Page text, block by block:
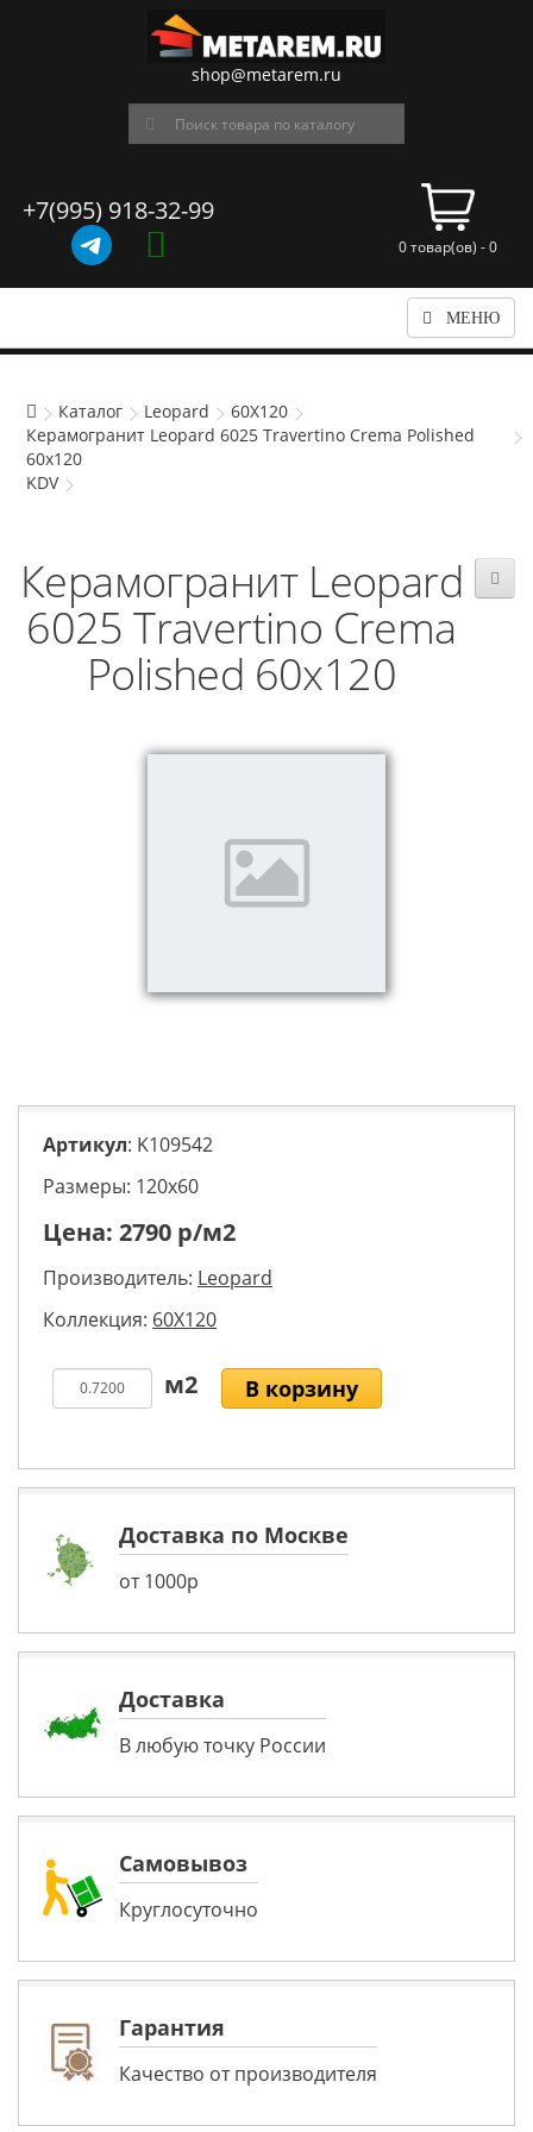
shop@metarem.ru
+7(995) 918-32-99
0 товар(ов) - 0
МЕНЮ
Каталог Leopard
60X120
Керамогранит Leopard 6025 Travertino Crema Polished
60x120
KDV
Керамогранит Leopard
6025 Travertino Crema
Polished 60x120
Артикул: K109542
Размеры: 120х60
Цена: 2790 р/м2
Производитель: Leopard
Коллекция: 60X120
В корзину
Доставка по Москве
от 1000р
Доставка
В любую точку России
Самовывоз
Круглосуточно
Гарантия
Качество от производителя